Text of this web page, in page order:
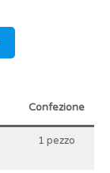
Confezione
1 pezzo